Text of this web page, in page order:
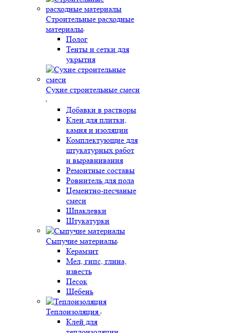
Строительные расходные
материалы
Полог
Тенты и сетки для
укрытия
Сухие строительные смеси
Добавки в растворы
Клеи для плитки,
камня и изоляции
Комплектующие для
штукатурных работ
и выравнивания
Ремонтные составы
Ровнитель для пола
Цементно-песчаные
смеси
Шпаклевки
Штукатурки
Сыпучие материалы
Керамзит
Мел, гипс, глина,
известь
Песок
Щебень
Теплоизоляция
Клей для